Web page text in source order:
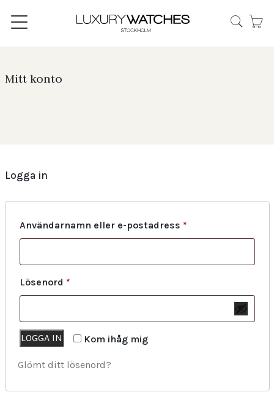
Mitt konto
Logga in
Användarnamn eller e-postadress *
Lösenord *
Kom ihåg mig
LOGGA IN
Glömt ditt lösenord?